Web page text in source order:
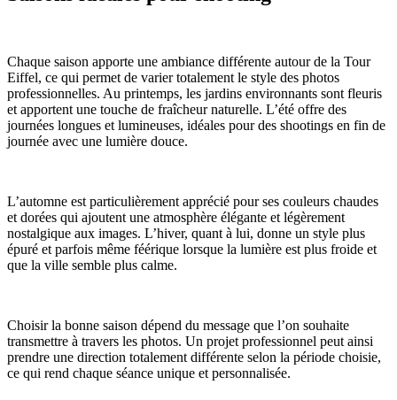
Chaque saison apporte une ambiance différente autour de la Tour
Eiffel, ce qui permet de varier totalement le style des photos
professionnelles. Au printemps, les jardins environnants sont fleuris
et apportent une touche de fraîcheur naturelle. L’été offre des
journées longues et lumineuses, idéales pour des shootings en fin de
journée avec une lumière douce.
L’automne est particulièrement apprécié pour ses couleurs chaudes
et dorées qui ajoutent une atmosphère élégante et légèrement
nostalgique aux images. L’hiver, quant à lui, donne un style plus
épuré et parfois même féérique lorsque la lumière est plus froide et
que la ville semble plus calme.
Choisir la bonne saison dépend du message que l’on souhaite
transmettre à travers les photos. Un projet professionnel peut ainsi
prendre une direction totalement différente selon la période choisie,
ce qui rend chaque séance unique et personnalisée.